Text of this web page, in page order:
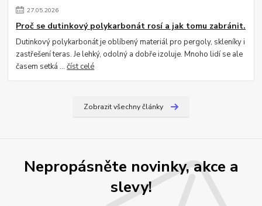
27.05.2026
Proč se dutinkový polykarbonát rosí a jak tomu zabránit.
Dutinkový polykarbonát je oblíbený materiál pro pergoly, skleníky i
zastřešení teras. Je lehký, odolný a dobře izoluje. Mnoho lidí se ale
časem setká ...číst celé
Zobrazit všechny články
Nepropásněte novinky, akce a
slevy!